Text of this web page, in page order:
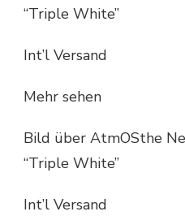
“Triple White”
Int’l Versand
Mehr sehen
Bild über AtmOSthe
“Triple White”
Int’l Versand